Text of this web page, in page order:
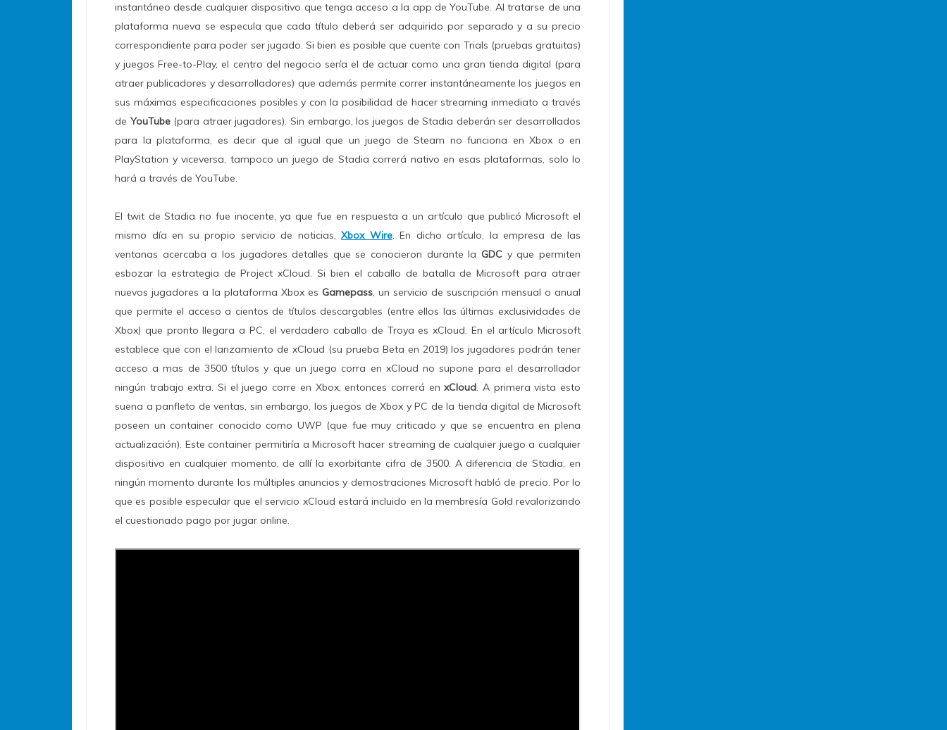
instantáneo desde cualquier dispositivo que tenga acceso a la app de YouTube. Al tratarse de una
plataforma nueva se especula que cada título deberá ser adquirido por separado y a su precio
correspondiente para poder ser jugado. Si bien es posible que cuente con Trials (pruebas gratuitas)
y juegos Free-to-Play, el centro del negocio sería el de actuar como una gran tienda digital (para
atraer publicadores y desarrolladores) que además permite correr instantáneamente los juegos en
sus máximas especificaciones posibles y con la posibilidad de hacer streaming inmediato a través
de YouTube(para atraer jugadores). Sin embargo, los juegos de Stadia deberán ser desarrollados
para la plataforma, es decir que al igual que un juego de Steam no funciona en Xbox o en
PlayStation y viceversa, tampoco un juego de Stadia correrá nativo en esas plataformas, solo lo
hará a través de YouTube.
El twit de Stadia no fue inocente, ya que fue en respuesta a un artículo que publicó Microsoft el
mismo día en su propio servicio de noticias, Xbox Wire. En dicho artículo, la empresa de las
ventanas acercaba a los jugadores detalles que se conocieron durante laGDC y que permiten
esbozar la estrategia de Project xCloud. Si bien el caballo de batalla de Microsoft para atraer
nuevos jugadores a la plataforma Xbox es Gamepass, un servicio de suscripción mensual o anual
que permite el acceso a cientos de títulos descargables (entre ellos las últimas exclusividades de
Xbox) que pronto llegara a PC, el verdadero caballo de Troya es xCloud. En el artículo Microsoft
establece que con el lanzamiento de xCloud (su prueba Beta en 2019) los jugadores podrán tener
acceso a mas de 3500 títulos y que un juego corra en xCloud no supone para el desarrollador
ningún trabajo extra. Si el juego corre en Xbox, entonces correrá enxCloud. A primera vista esto
suena a panfleto de ventas, sin embargo, los juegos de Xbox y PC de la tienda digital de Microsoft
poseen un container conocido como UWP (que fue muy criticado y que se encuentra en plena
actualización). Este container permitiría a Microsoft hacer streaming de cualquier juego a cualquier
dispositivo en cualquier momento, de allí la exorbitante cifra de 3500. A diferencia de Stadia, en
ningún momento durante los múltiples anuncios y demostraciones Microsoft habló de precio. Por lo
que es posible especular que el servicio xCloud estará incluido en la membresía Gold revalorizando
el cuestionado pago por jugar online.